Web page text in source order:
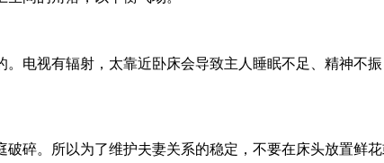
电视有辐射，太靠近卧床会导致主人睡眠不足、精神不
碎。所以为了维护夫妻关系的稳定，不要在床头放置鲜花